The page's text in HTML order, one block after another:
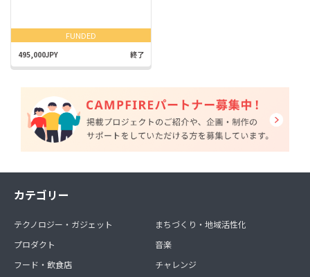
FUNDED
495,000JPY 終了
カテゴリー
テクノロジー・ガジェット
プロダクト
フード・飲食店
まちづくり・地域活性化
音楽
チャレンジ